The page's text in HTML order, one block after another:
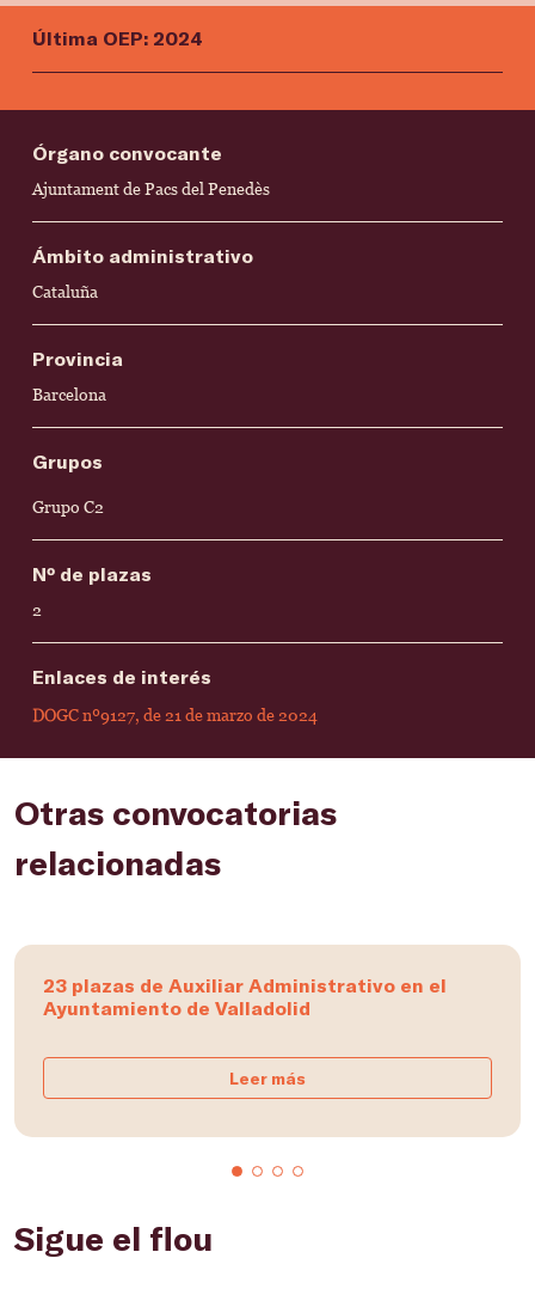
Última OEP: 2024
Órgano convocante
Ajuntament de Pacs del Penedès
Ámbito administrativo
Cataluña
Provincia
Barcelona
Grupos
Grupo C2
Nº de plazas
2
Enlaces de interés
DOGC nº9127, de 21 de marzo de 2024
Otras convocatorias
relacionadas
23 plazas de Auxiliar Administrativo en el
Ayuntamiento de Valladolid
Leer más
Sigue el flou